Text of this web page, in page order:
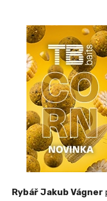
Rybář Jakub Vágner